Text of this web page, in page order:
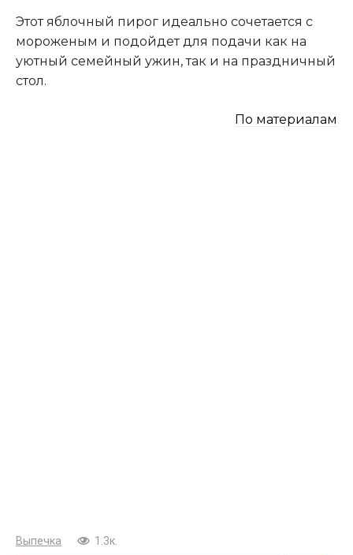
Этот яблочный пирог идеально сочетается с
мороженым и подойдет для подачи как на
уютный семейный ужин, так и на праздничный
стол.
По материалам
Выпечка 1.3к.